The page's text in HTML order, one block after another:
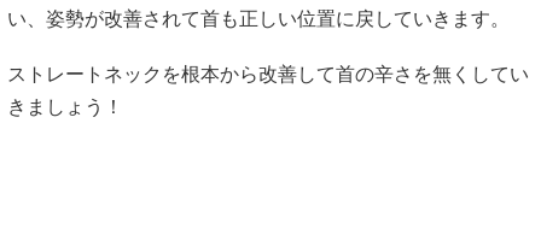
い、姿勢が改善されて首も正しい位置に戻していきます。
ストレートネックを根本から改善して首の辛さを無くしてい
きましょう！